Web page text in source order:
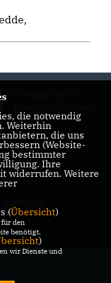
CDU-
Gemeindeverbands
Wadersloh
die notwendig
Weiterhin
die uns
(Website-
bestimmter
Ihre
widerrufen. Weitere
(Übersicht)
den
benötigt.
)
wir Dienste und